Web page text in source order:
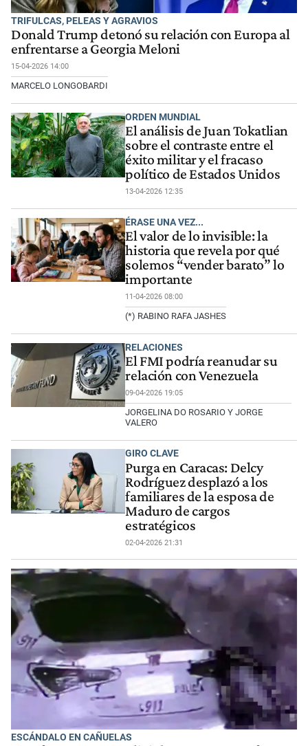
TRIFULCAS, PELEAS Y AGRAVIOS
Donald Trump detonó su relación con Europa al
enfrentarse a Georgia Meloni
15-04-2026 14:00
MARCELO LONGOBARDI
ORDEN MUNDIAL
El análisis de Juan Tokatlian
sobre el contraste entre el
éxito militar y el fracaso
político de Estados Unidos
13-04-2026 12:35
ÉRASE UNA VEZ...
El valor de lo invisible: la
historia que revela por qué
solemos “vender barato” lo
importante
11-04-2026 08:00
(*) RABINO RAFA JASHES
RELACIONES
El FMI podría reanudar su
relación con Venezuela
09-04-2026 19:05
JORGELINA DO ROSARIO Y JORGE
VALERO
GIRO CLAVE
Purga en Caracas: Delcy
Rodríguez desplazó a los
familiares de la esposa de
Maduro de cargos
estratégicos
02-04-2026 21:31
ESCÁNDALO EN CAÑUELAS